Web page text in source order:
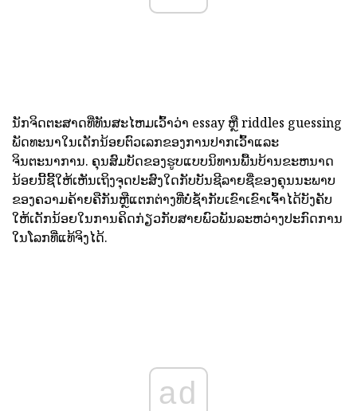
ນັກຈິດຕະສາດທີ່ທັນສະໄຫມເວົ້າວ່າ essay ຫຼື riddles guessing
ພັດທະນາໃນເດັກນ້ອຍຕົວເລກຂອງການປາກເວົ້າແລະ
ຈິນຕະນາການ. ຄຸນສົມບັດຂອງຮູບແບບນິທານພື້ນບ້ານຂະຫນາດ
ນ້ອຍນີ້ຊີ້ໃຫ້ເຫັນເຖິງຈຸດປະສົງໃດກັບບັນຊີລາຍຊື່ຂອງຄຸນນະພາບ
ຂອງຄວາມຄ້າຍຄືກັນຫຼືແຕກຕ່າງທີ່ບໍ່ຊ້ໍາກັບເຂົາເຂົາເຈົ້າໄດ້ບັງຄັບ
ໃຫ້ເດັກນ້ອຍໃນການຄິດກ່ຽວກັບສາຍພົວພັນລະຫວ່າງປະກົດການ
ໃນໂລກທີ່ແທ້ຈິງໄດ້.
ad